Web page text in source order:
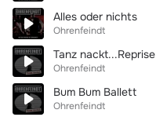
Alles oder nichts
Ohrenfeindt
Tanz nackt...Reprise
Ohrenfeindt
Bum Bum Ballett
Ohrenfeindt